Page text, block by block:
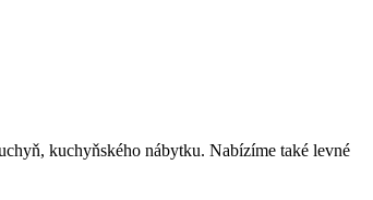
kuchyňského nábytku. Nabízíme také levné